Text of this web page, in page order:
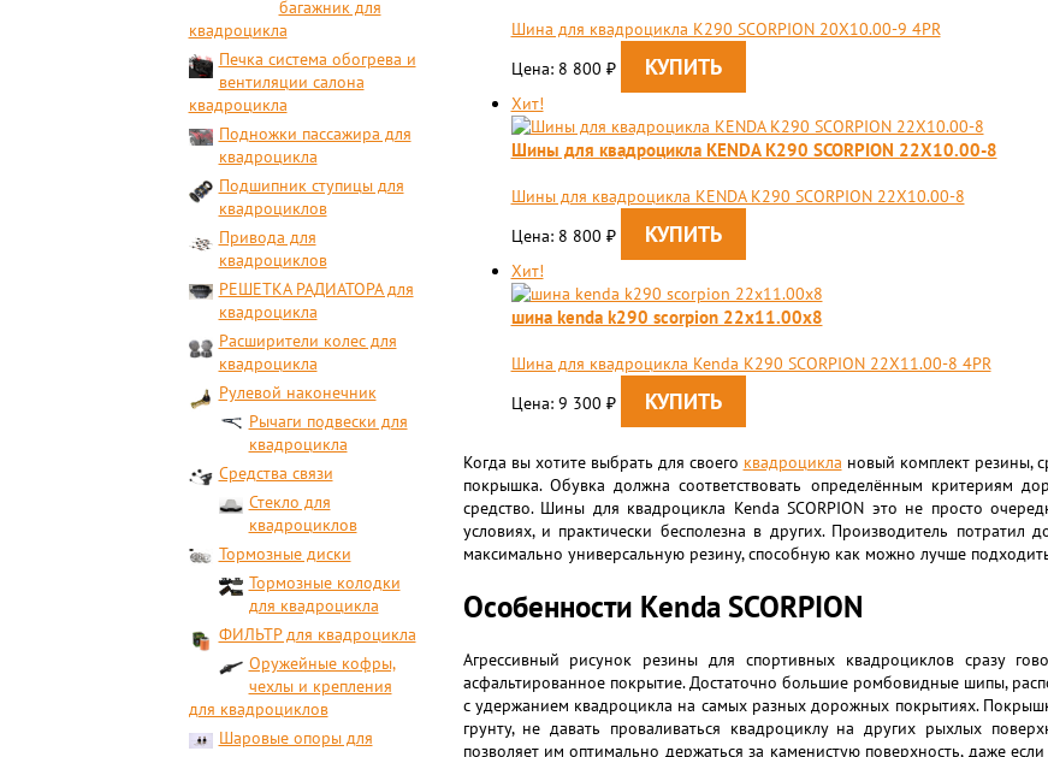
багажник для
квадроцикла
Печка система обогрева и
вентиляции салона
квадроцикла
Подножки пассажира для
квадроцикла
Подшипник ступицы для
квадроциклов
Привода для
квадроциклов
РЕШЕТКА РАДИАТОРА для
квадроцикла
Расширители колес для
квадроцикла
Рулевой наконечник
Рычаги подвески для
квадроцикла
Средства связи
Стекло для
квадроциклов
Тормозные диски
Тормозные колодки
для квадроцикла
ФИЛЬТР для квадроцикла
Оружейные кофры,
чехлы и крепления
для квадроциклов
Шаровые опоры для
Шина для квадроцикла K290 SCORPION 20X10.00-9 4PR
Цена: 8 800 ₽
Хит!
Шины для квадроцикла KENDA K290 SCORPION 22X10.00-8
Шины для квадроцикла KENDA K290 SCORPION 22X10.00-8
Цена: 8 800 ₽
Хит!
шина kenda k290 scorpion 22x11.00x8
Шина для квадроцикла Kenda K290 SCORPION 22X11.00-8 4PR
Цена: 9 300 ₽
Когда вы хотите выбрать для своего квадроцикла новый комплект резины,
покрышка. Обувка должна соответствовать определённым критериям
средство. Шины для квадроцикла Kenda SCORPION это не просто
условиях, и практически бесполезна в других. Производитель потратил
максимально универсальную резину, способную как можно лучше
Особенности Kenda SCORPION
Агрессивный рисунок резины для спортивных квадроциклов сразу
асфальтированное покрытие. Достаточно большие ромбовидные шипы,
с удержанием квадроцикла на самых разных дорожных покрытиях.
грунту, не давать проваливаться квадроциклу на других рыхлых
позволяет им оптимально держаться за каменистую поверхность, даже